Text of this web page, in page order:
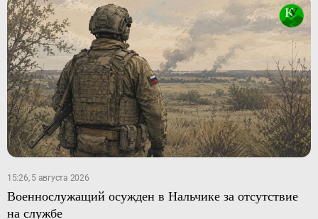
15:26, 5 августа 2026
Военнослужащий осужден в Нальчике за отсутствие
на службе